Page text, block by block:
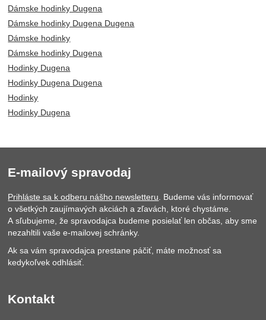
Dámske hodinky Dugena
Dámske hodinky Dugena Dugena
Dámske hodinky
Dámske hodinky Dugena
Hodinky Dugena
Hodinky Dugena Dugena
Hodinky
Hodinky Dugena
E-mailový spravodaj
Prihláste sa k odberu nášho newsletteru . Budeme vás informovať
o všetkých zaujímavých akciách a zľavách, ktoré chystáme.
A sľubujeme, že spravodajca budeme posielať len občas, aby sme
nezahltili vaše e-mailovej schránky.
Ak sa vám spravodajca prestane páčiť, máte možnosť sa
kedykoľvek odhlásiť.
Kontakt